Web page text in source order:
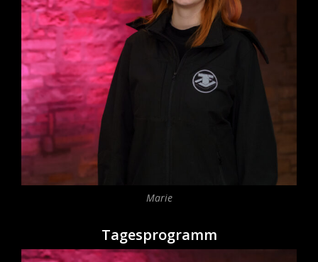
Marie
Tagesprogramm